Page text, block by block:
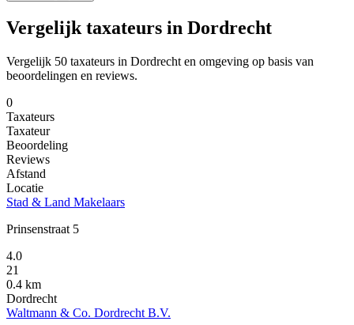
Vergelijk taxateurs in Dordrecht
Vergelijk 50 taxateurs in Dordrecht en omgeving op basis van
beoordelingen en reviews.
0
Taxateurs
Taxateur
Beoordeling
Reviews
Afstand
Locatie
Stad & Land Makelaars
Prinsenstraat 5
4.0
21
0.4 km
Dordrecht
Waltmann & Co. Dordrecht B.V.